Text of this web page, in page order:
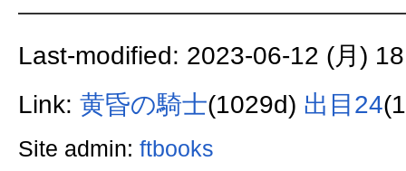
Last-modified: 2023-06-12 (月)
Link: 黄昏の騎士(1029d) 出目24
Site admin: ftbooks